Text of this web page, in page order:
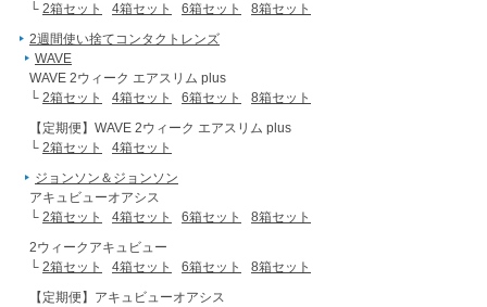
└ 2箱セット 4箱セット 6箱セット
8箱セット
2週間使い捨てコンタクトレンズ
WAVE
WAVE 2ウィーク エアスリム plus
└ 2箱セット 4箱セット 6箱セット
8箱セット
【定期便】WAVE 2ウィーク エアスリム plus
└ 2箱セット
4箱セット
ジョンソン＆ジョンソン
アキュビューオアシス
└ 2箱セット 4箱セット 6箱セット
8箱セット
2ウィークアキュビュー
└ 2箱セット 4箱セット 6箱セット
8箱セット
【定期便】アキュビューオアシス